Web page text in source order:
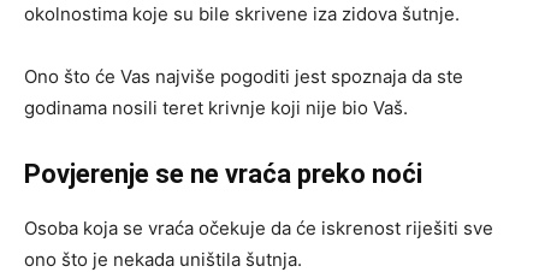
okolnostima koje su bile skrivene iza zidova šutnje.
Ono što će Vas najviše pogoditi jest spoznaja da ste
godinama nosili teret krivnje koji nije bio Vaš.
Povjerenje se ne vraća preko noći
Osoba koja se vraća očekuje da će iskrenost riješiti sve
ono što je nekada uništila šutnja.